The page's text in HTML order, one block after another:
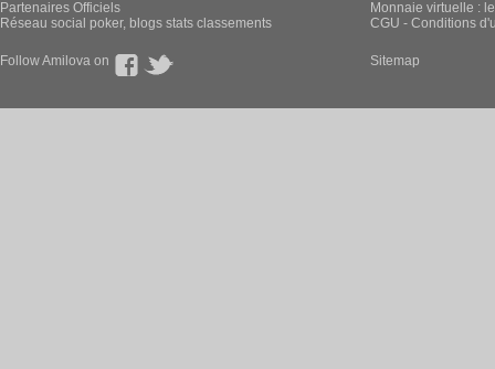
Partenaires Officiels
Réseau social poker, blogs stats classements
Monnaie virtuelle :
CGU - Conditions
Follow Amilova on Sitemap